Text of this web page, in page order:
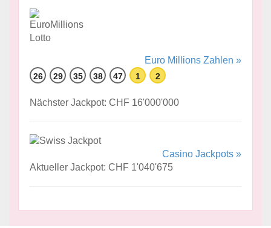
Euro Millions Zahlen »
26 29 35 38 47 1 2
Nächster Jackpot: CHF 16'000'000
Casino Jackpots »
Aktueller Jackpot: CHF 1'040'675